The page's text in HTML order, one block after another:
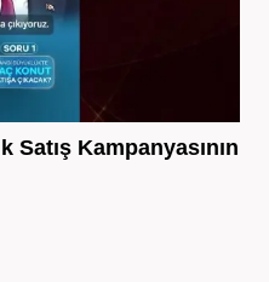
Satış Kampanyasının